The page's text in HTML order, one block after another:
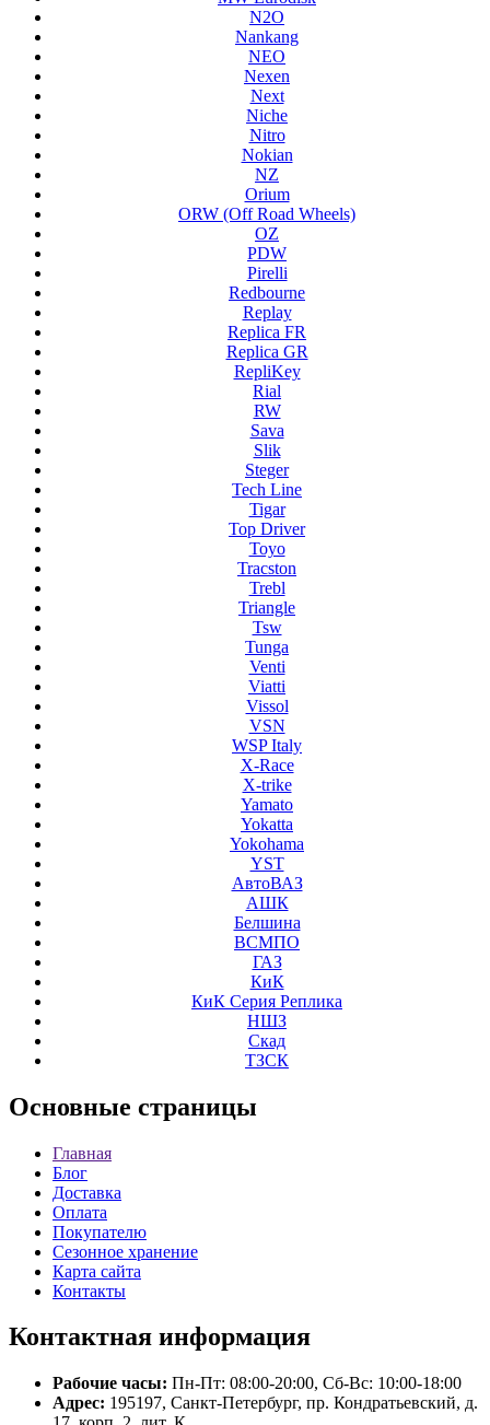
N2O
Nankang
NEO
Nexen
Next
Niche
Nitro
Nokian
NZ
Orium
ORW (Off Road Wheels)
OZ
PDW
Pirelli
Redbourne
Replay
Replica FR
Replica GR
RepliKey
Rial
RW
Sava
Slik
Steger
Tech Line
Tigar
Top Driver
Toyo
Tracston
Trebl
Triangle
Tsw
Tunga
Venti
Viatti
Vissol
VSN
WSP Italy
X-Race
X-trike
Yamato
Yokatta
Yokohama
YST
АвтоВАЗ
АШК
Белшина
ВСМПО
ГАЗ
КиК
КиК Серия Реплика
НШЗ
Скад
ТЗСК
Основные страницы
Главная
Блог
Доставка
Оплата
Покупателю
Сезонное хранение
Карта сайта
Контакты
Контактная информация
Рабочие часы: Пн-Пт: 08:00-20:00, Сб-Вс: 10:00-18:00
Адрес: 195197, Санкт-Петербург, пр. Кондратьевский, д.